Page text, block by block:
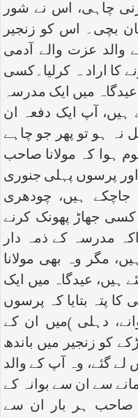
چاہی، اس نے شور
جان بچی۔ اس کو زنجیر
والد عزت والے آدمی
کا اراد ہ کرلیا۔کسی
میں ایک مدرسہ
ہیں، آپ ایک دفعہ ان
نہ ہو تو پھر جو چاہے
ہوا کہ مولانا صاحب
اور پرسوں پہلی جنوری
میں جاچکے ہیں، چودھری
جھاڑ پھونک کرنے
مدرسہ کے ذمہ دار
مگر وہ بھی مولانا
ہیں، عیدگاہ میں ایک
کا پتہ بتایا کہ پرسوں
دہلی )میں ان کے
کو زنجیر میں باندھ
لے گئے، وہ آپ کے والد
سے ان سے بوانہ کے
صاحب ہر بار ان سے